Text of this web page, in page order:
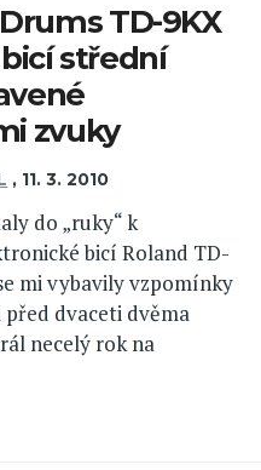
TD-9KX
střední
zvuky
, 11. 3. 2010
do „ruky“ k
bicí Roland TD-
mi vybavily vzpomínky
před dvaceti dvěma
necelý rok na